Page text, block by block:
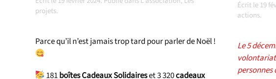
projets.
Parce qu’il n’est jamais trop tard pour parler de Noël !
181boîtes Cadeaux Solidaireset 3 320cadeaux
Écrit le19
actions.
Le 5
personnes